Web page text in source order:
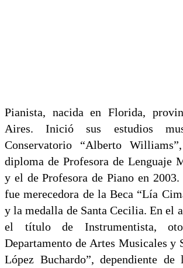
Pianista, nacida en Florida,
Aires. Inició sus estudios
Conservatorio “Alberto
diploma de Profesora de Lenguaje
y el de Profesora de Piano en 2003.
fue merecedora de la Beca “Lía
y la medalla de Santa Cecilia. En el
el título de Instrumentista,
Departamento de Artes Musicales y
López Buchardo”, dependiente